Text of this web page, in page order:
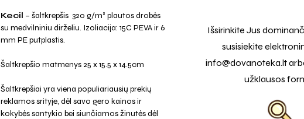
Kecil – šaltkrepšis 320 g/m² plautos drobės
su medvilniniu dirželiu. Izoliacija: 15C PEVA ir 6
mm PE putplastis.
Šaltkrepšio matmenys 25 x 15.5 x 14.5cm
Šaltkrepšiai yra viena populiariausių prekių
reklamos srityje, dėl savo gero kainos ir
kokybės santykio bei siunčiamos žinutės dėl
Išsirinkite Jus
susisiekite
info@dovanoteka.lt
užklausos